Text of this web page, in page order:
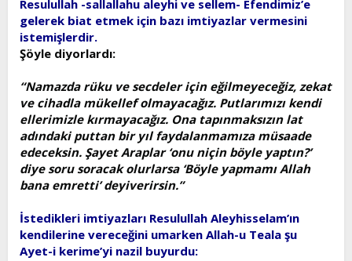
t
a
n
i
h
i
Resulullah -sallallahu aleyhi ve sellem- Efendimiz’e
gelerek biat etmek için bazı imtiyazlar vermesini
istemişlerdir.
Şöyle diyorlardı:
“Namazda rüku ve secdeler için eğilmeyeceğiz, zekat
ve cihadla mükellef olmayacağız. Putlarımızı kendi
ellerimizle kırmayacağız. Ona tapınmaksızın lat
adındaki puttan bir yıl faydalanmamıza müsaade
edeceksin. Şayet Araplar ‘onu niçin böyle yaptın?’
diye soru soracak olurlarsa ‘Böyle yapmamı Allah
bana emretti’ deyiverirsin.”
İstedikleri imtiyazları Resulullah Aleyhisselam’ın
kendilerine vereceğini umarken Allah-u Teala şu
Ayet-i kerime’yi nazil buyurdu: